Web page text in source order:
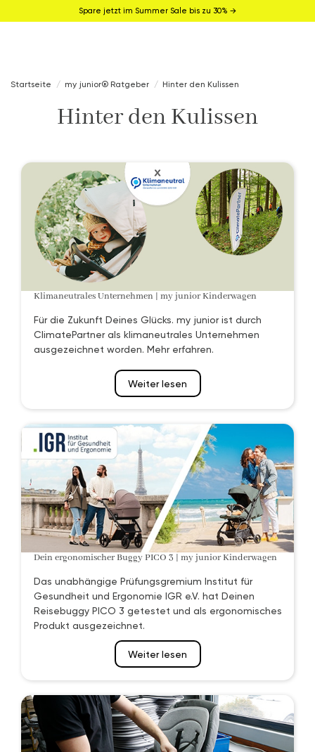
Spare jetzt im Summer Sale bis zu 30% →
Startseite my junior® Ratgeber Hinter den Kulissen
Hinter den Kulissen
Klimaneutrales Unternehmen | my junior Kinderwagen
Für die Zukunft Deines Glücks. my junior ist durch
ClimatePartner als klimaneutrales Unternehmen
ausgezeichnet worden. Mehr erfahren.
Weiter lesen
Dein ergonomischer Buggy PICO 3 | my junior Kinderwagen
Das unabhängige Prüfungsgremium Institut für
Gesundheit und Ergonomie IGR e.V. hat Deinen
Reisebuggy PICO 3 getestet und als ergonomisches
Produkt ausgezeichnet.
Weiter lesen